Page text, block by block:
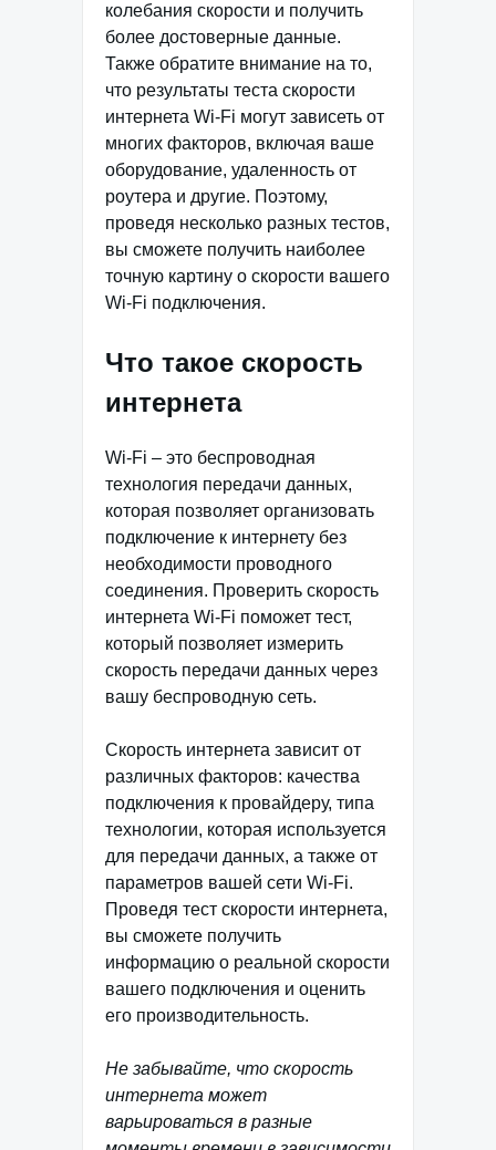
колебания скорости и получить
более достоверные данные.
Также обратите внимание на то,
что результаты теста скорости
интернета Wi-Fi могут зависеть от
многих факторов, включая ваше
оборудование, удаленность от
роутера и другие. Поэтому,
проведя несколько разных тестов,
вы сможете получить наиболее
точную картину о скорости вашего
Wi-Fi подключения.
Что такое скорость
интернета
Wi-Fi – это беспроводная
технология передачи данных,
которая позволяет организовать
подключение к интернету без
необходимости проводного
соединения. Проверить скорость
интернета Wi-Fi поможет тест,
который позволяет измерить
скорость передачи данных через
вашу беспроводную сеть.
Скорость интернета зависит от
различных факторов: качества
подключения к провайдеру, типа
технологии, которая используется
для передачи данных, а также от
параметров вашей сети Wi-Fi.
Проведя тест скорости интернета,
вы сможете получить
информацию о реальной скорости
вашего подключения и оценить
его производительность.
Не забывайте, что скорость
интернета может
варьироваться в разные